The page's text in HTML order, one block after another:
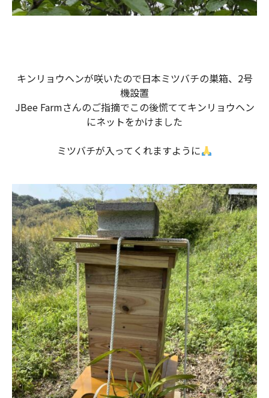
キンリョウヘンが咲いたので日本ミツバチの巣箱、2号
機設置
JBee Farmさんのご指摘でこの後慌ててキンリョウヘン
にネットをかけました
ミツバチが入ってくれますように